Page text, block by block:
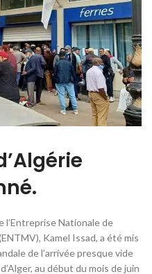
l’Entreprise Nationale de
Kamel Issad, a été mis
de l’arrivée presque vide
au début du mois de juin